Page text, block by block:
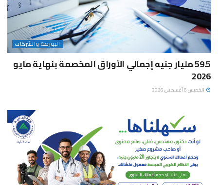
البورصة والشركات
59.5 مليار جنيه إجمالي الأوراق المخصمة بنهاية مايو
2026
الخميس 6 أغسطس 2026